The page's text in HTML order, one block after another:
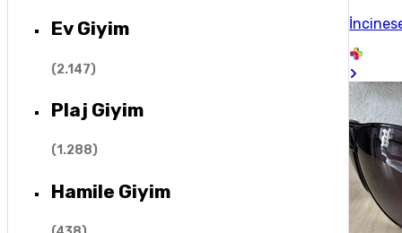
Ev Giyim
(2.147)
Plaj Giyim
(1.288)
Hamile Giyim